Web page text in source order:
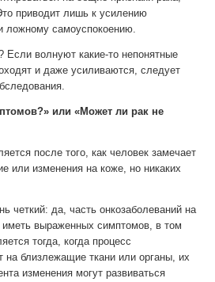
приводит лишь к усилению
ложному самоуспокоению.
Если волнуют какие-то непонятные
и даже усиливаются, следует
или «Может ли рак не
после того, как человек замечает
или изменения на коже, но никаких
четкий: да, часть онкозаболеваний на
выраженных симптомов, в том
тогда, когда процесс
на близлежащие ткани или органы, их
изменения могут развиваться